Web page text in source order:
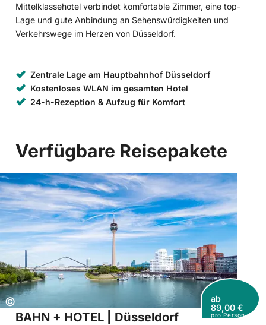
Mittelklassehotel verbindet komfortable Zimmer, eine top-
Lage und gute Anbindung an Sehenswürdigkeiten und
Verkehrswege im Herzen von Düsseldorf.
Zentrale Lage am Hauptbahnhof Düsseldorf
Kostenloses WLAN im gesamten Hotel
24-h-Rezeption & Aufzug für Komfort
Verfügbare Reisepakete
Copyright:
©
ab
89,00 €
pro Person
BAHN + HOTEL | Düsseldorf